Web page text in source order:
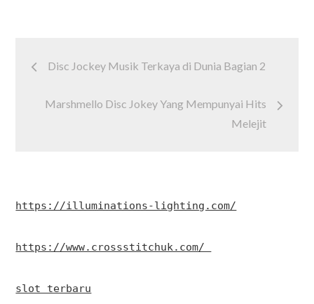
Post
navigation
Disc Jockey Musik Terkaya di Dunia Bagian 2
Marshmello Disc Jokey Yang Mempunyai Hits
Melejit
https://illuminations-lighting.com/
https://www.crossstitchuk.com/
slot terbaru